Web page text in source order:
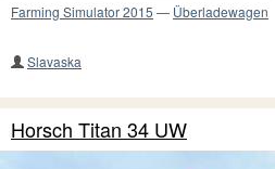
Farming Simulator 2015 — Überladewagen
Slavaska
Horsch Titan 34 UW